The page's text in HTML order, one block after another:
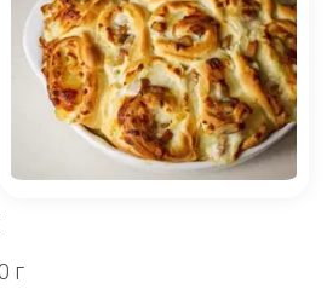
г